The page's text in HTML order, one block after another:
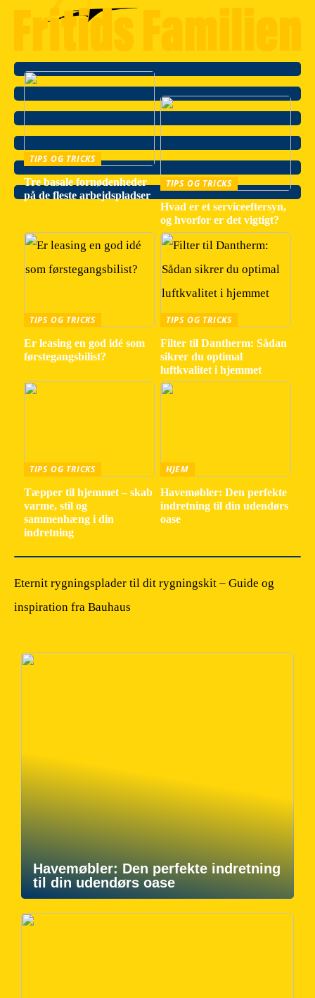
TIPS OG TRICKS
Tre basale fornødenheder
på de fleste arbejdspladser
TIPS OG TRICKS
Hvad er et serviceeftersyn,
og hvorfor er det vigtigt?
TIPS OG TRICKS
Er leasing en god idé som
førstegangsbilist?
TIPS OG TRICKS
Filter til Dantherm: Sådan
sikrer du optimal
luftkvalitet i hjemmet
TIPS OG TRICKS
Tæpper til hjemmet – skab
varme, stil og
sammenhæng i din
indretning
HJEM
Havemøbler: Den perfekte
indretning til din udendørs
oase
Eternit rygningsplader til dit rygningskit – Guide og
inspiration fra Bauhaus
Havemøbler: Den perfekte indretning
til din udendørs oase